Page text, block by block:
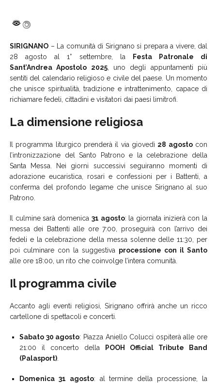
SIRIGNANO – La comunità di Sirignano si prepara a vivere, dal
28 agosto al 1° settembre, la Festa Patronale di
Sant’Andrea Apostolo 2025, uno degli appuntamenti più
sentiti del calendario religioso e civile del paese. Un momento
che unisce spiritualità, tradizione e intrattenimento, capace di
richiamare fedeli, cittadini e visitatori dai paesi limitrofi.
La dimensione religiosa
Il programma liturgico prenderà il via giovedì 28 agostocon
l’intronizzazione del Santo Patrono e la celebrazione della
Santa Messa. Nei giorni successivi seguiranno momenti di
adorazione eucaristica, rosari e confessioni per i Battenti, a
conferma del profondo legame che unisce Sirignano al suo
Patrono.
Il culmine sarà domenica 31 agosto: la giornata inizierà con la
messa dei Battenti alle ore 7:00, proseguirà con l’arrivo dei
fedeli e la celebrazione della messa solenne delle 11:30, per
poi culminare con la suggestiva processione con il Santo
alle ore 18:00, un rito che coinvolge l’intera comunità.
Il programma civile
Accanto agli eventi religiosi, Sirignano offrirà anche un ricco
cartellone di spettacoli e concerti.
Sabato 30 agosto: Piazza Aniello Colucci ospiterà alle ore
21:00 il concerto della POOH Official Tribute Band
(Palasport)
Domenica 31 agosto: al termine della processione, la